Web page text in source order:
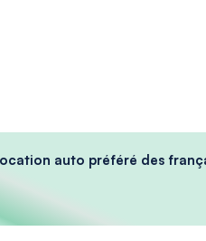
auto préféré des